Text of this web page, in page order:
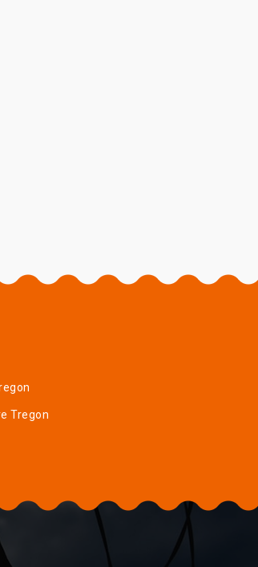
Tregon